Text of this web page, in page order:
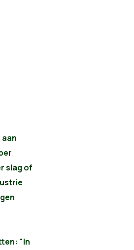
slag of
"In